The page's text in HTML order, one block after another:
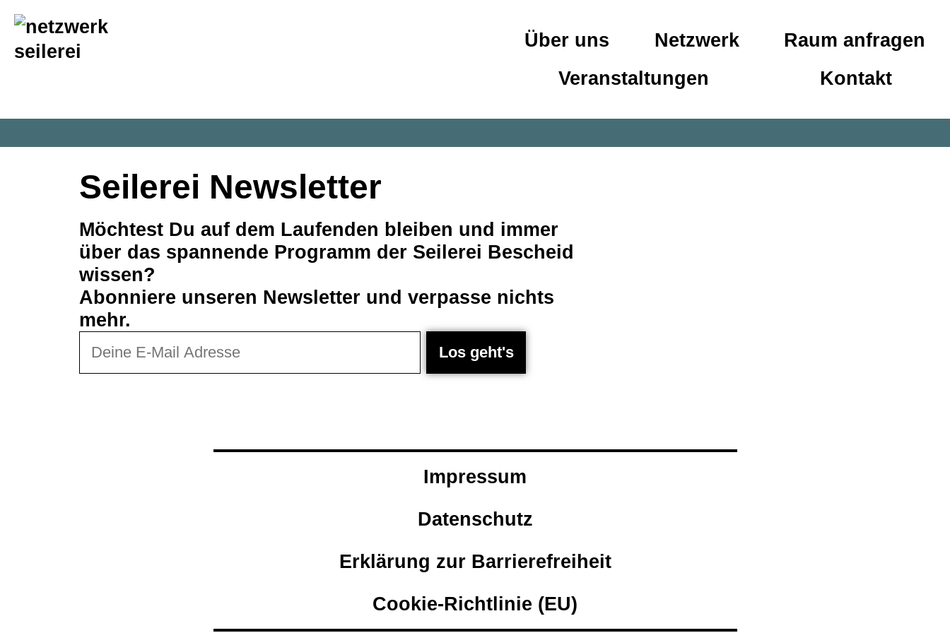
springen
Über uns Netzwerk
Raum anfragen
Veranstaltungen
Kontakt
Seilerei Newsletter
Möchtest Du auf dem Laufenden bleiben und immer
über das spannende Programm der Seilerei Bescheid
wissen?
Abonniere unseren Newsletter und verpasse nichts
mehr.
Los geht's
Impressum
Datenschutz
Erklärung zur Barrierefreiheit
Cookie-Richtlinie (EU)